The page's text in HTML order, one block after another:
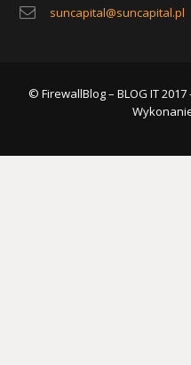
suncapital@suncapital.pl
© FirewallBlog – BLOG IT